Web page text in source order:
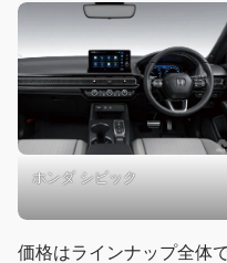
ホンダ シビック
価格はラインナップ全体